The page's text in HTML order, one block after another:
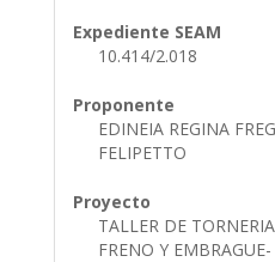
Expediente SEAM
10.414/2.018
Proponente
EDINEIA REGINA
FELIPETTO
Proyecto
TALLER DE
FRENO Y